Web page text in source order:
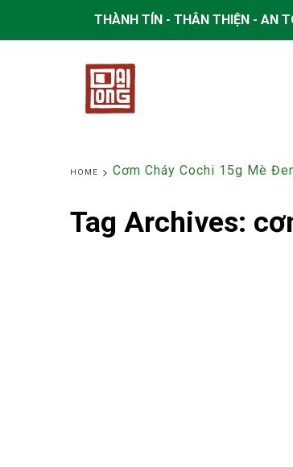
THÀNH TÍN - THÂN THIỆN - AN
HOME Cơm Cháy Cochi 15g Mè
Tag Archives: